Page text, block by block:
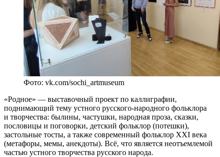
Фото: vk.com/sochi_artmuseum
«Родное» — выставочный проект по каллиграфии,
поднимающий тему устного русского-народного фольклора
и творчества: былины, частушки, народная проза, сказки,
пословицы и поговорки, детский фольклор (потешки),
застольные тосты, а также современный фольклор XXI века
(метафоры, мемы, анекдоты). Всё, что является неотъемлемой
частью устного творчества русского народа.